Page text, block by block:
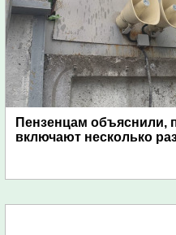
Пензенцам объяснили,
включают несколько